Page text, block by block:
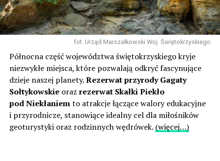
fot. Urząd Marszałkowski Woj. Świętokrzyskiego
Północna część województwa świętokrzyskiego kryje
niezwykłe miejsca, które pozwalają odkryć fascynujące
dzieje naszej planety.Rezerwat przyrody Gagaty
Sołtykowskieoraz rezerwat Skałki Piekło
pod Niekłaniemto atrakcje łączące walory edukacyjne
i przyrodnicze, stanowiące idealny cel dla miłośników
geoturystyki oraz rodzinnych wędrówek. (więcej…)